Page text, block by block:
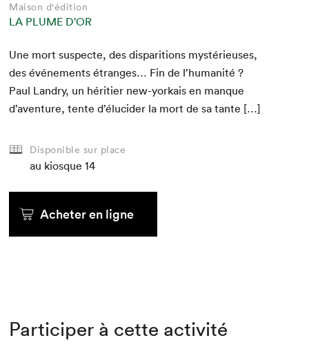
Maison d'édition
LA PLUME D'OR
Une mort sus­pecte, des dis­pari­tions mys­térieuses,
des événe­ments étranges… Fin de l’humanité ?
Paul Landry, un héri­ti­er new-yorkais en manque
d’aventure, tente d’élucider la mort de sa tante […]
Disponible sur place
au kiosque 14
Acheter en ligne
Participer à cette activité